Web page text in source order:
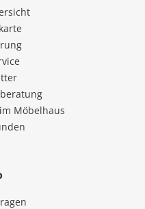
Möbelhaus